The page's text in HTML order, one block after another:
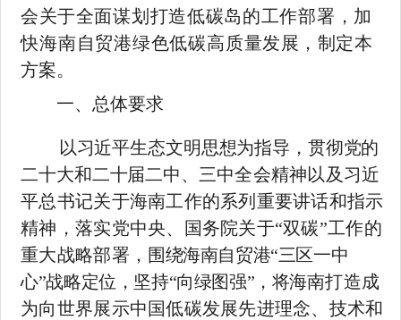
会关于全面谋划打造低碳岛的工作部署，加
快海南自贸港绿色低碳高质量发展，制定本
方案。
一、总体要求
以习近平生态文明思想为指导，贯彻党的
二十大和二十届二中、 三中全会精神以及习近
平总书记关于海南工作的系列重要讲话和指示
精神，落实党中央、国务院关于“双碳”工作的
重大战略部署， 围绕海南自贸港“三区一中
心”战略定位，坚持“向绿图强”，将海南打造成
为向世界展示中国低碳发展先进理念、技术和